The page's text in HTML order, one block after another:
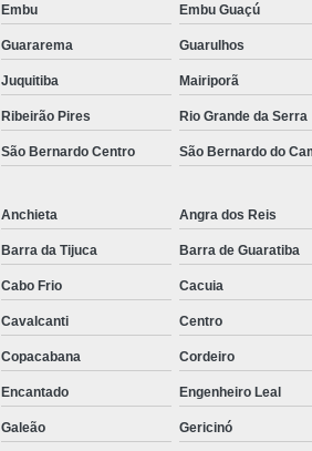
Embu Embu Guaçú
Guararema Guarulhos
Juquitiba Mairiporã
Ribeirão Pires Rio Grande da Serra
São Bernardo Centro São Bernardo do
Anchieta Angra dos Reis
Barra da Tijuca Barra de Guaratiba
Cabo Frio Cacuia
Cavalcanti Centro
Copacabana Cordeiro
Encantado Engenheiro Leal
Galeão Gericinó